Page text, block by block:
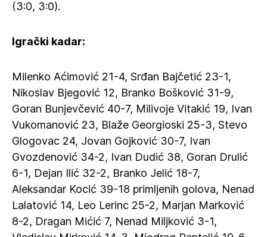
(3:0, 3:0).
Igrački kadar:
Milenko Aćimović 21-4, Srđan Bajčetić 23-1,
Nikoslav Bjegović 12, Branko Bošković 31-9,
Goran Bunjevčević 40-7, Milivoje Vitakić 19, Ivan
Vukomanović 23, Blaže Georgioski 25-3, Stevo
Glogovac 24, Jovan Gojković 30-7, Ivan
Gvozdenović 34-2, Ivan Dudić 38, Goran Drulić
6-1, Dejan Ilić 32-2, Branko Jelić 18-7,
Aleksandar Kocić 39-18 primljenih golova, Nenad
Lalatović 14, Leo Lerinc 25-2, Marjan Marković
8-2, Dragan Mićić 7, Nenad Miljković 3-1,